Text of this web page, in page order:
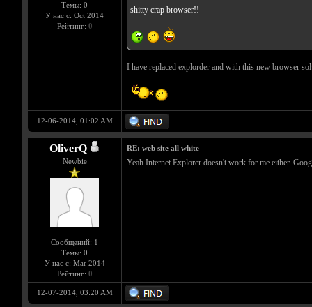
Темы: 0
У нас с: Oct 2014
Рейтинг: 0
shitty crap browser!!
I have replaced explorder and with this new browser
12-06-2014, 01:02 AM
OliverQ
Newbie
Сообщений: 1
Темы: 0
У нас с: Mar 2014
Рейтинг: 0
RE: web site all white
Yeah Internet Explorer doesn't work for me either.
12-07-2014, 03:20 AM